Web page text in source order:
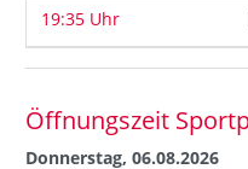
19:35 Uhr
Öffnungszeit
Donnerstag, 06.08.2026